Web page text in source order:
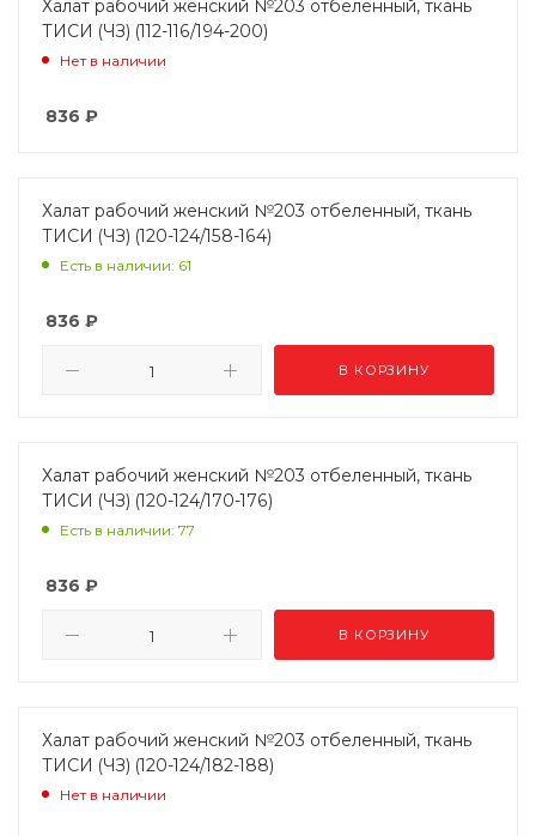
Халат рабочий женский №203 отбеленный, ткань
ТИСИ (ЧЗ) (112-116/194-200)
Нет в наличии
836 ₽
Халат рабочий женский №203 отбеленный, ткань
ТИСИ (ЧЗ) (120-124/158-164)
Есть в наличии: 61
836 ₽
В КОРЗИНУ
Халат рабочий женский №203 отбеленный, ткань
ТИСИ (ЧЗ) (120-124/170-176)
Есть в наличии: 77
836 ₽
В КОРЗИНУ
Халат рабочий женский №203 отбеленный, ткань
ТИСИ (ЧЗ) (120-124/182-188)
Нет в наличии